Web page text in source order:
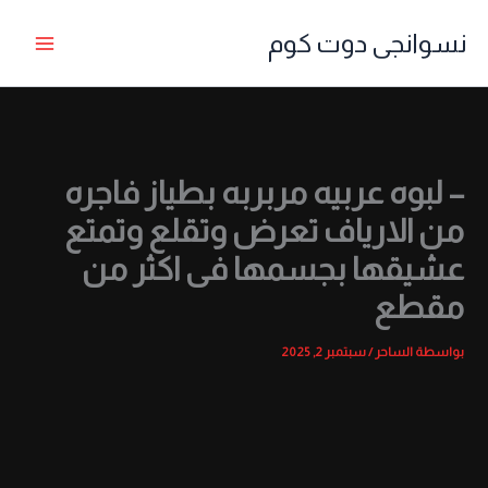
نسوانجى دوت كوم
– لبوه عربيه مربربه بطياز فاجره
من الارياف تعرض وتقلع وتمتع
عشيقها بجسمها فى اكثر من
مقطع
بواسطة الساحر/سبتمبر 2, 2025